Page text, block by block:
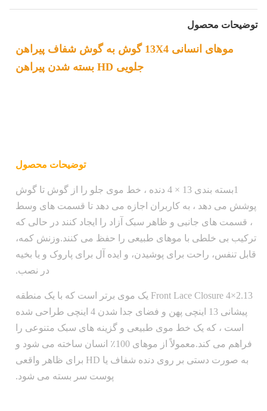
توضیحات محصول
موهای انسانی 13X4 گوش به گوش شفاف پیراهن
جلویی HD بسته شدن پیراهن
توضیحات محصول
1بسته بندی 13 × 4 دنده ، خط موی جلو را از گوش تا گوش
پوشش می دهد ، به کاربران اجازه می دهد تا قسمت های وسط
، قسمت های جانبی و ظاهر سبک آزاد را ایجاد کنند در حالی که
ترکیب بی خلطی با موهای طبیعی را حفظ می کنند.وزنش کمه،
قابل تنفس، راحت برای پوشیدن، و ایده آل برای پاروک و یا بخیه
در نصب.
2.13×4 Front Lace Closure یک موی برتر است که با یک منطقه
پیشانی 13 اینچی پهن و فضای جدا شدن 4 اینچی طراحی شده
است ، که یک خط موی طبیعی و گزینه های سبک متنوعی را
فراهم می کند.معمولاً از موهای 100٪ انسان ساخته می شود و
به صورت دستی بر روی دنده شفاف یا HD برای ظاهر واقعی
پوست سر بسته می شود.